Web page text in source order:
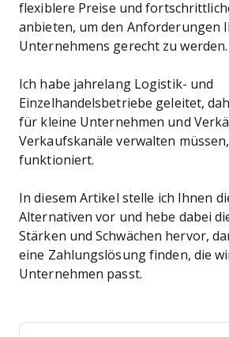
flexiblere Preise und
anbieten, um den Anforderungen
Unternehmens gerecht zu werden.
Ich habe jahrelang Logistik- und
Einzelhandelsbetriebe geleitet,
für kleine Unternehmen und
Verkaufskanäle verwalten
funktioniert.
In diesem Artikel stelle ich Ihnen
Alternativen vor und hebe dabei
Stärken und Schwächen hervor,
eine Zahlungslösung finden, die
Unternehmen passt.